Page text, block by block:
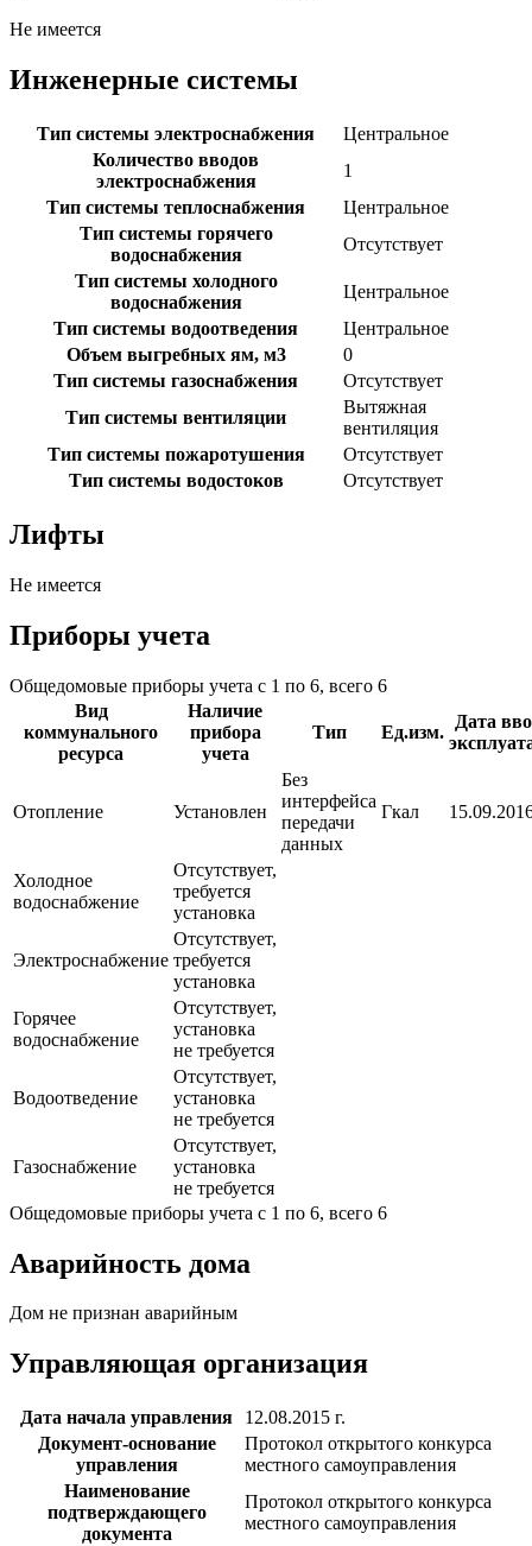
Не имеется
Инженерные системы
Тип системы электроснабжения
Центральное
Количество вводов
электроснабжения
1
Тип системы теплоснабжения
Центральное
Тип системы горячего
водоснабжения
Отсутствует
Тип системы холодного
водоснабжения
Центральное
Тип системы водоотведения
Центральное
Объем выгребных ям, м3
0
Тип системы газоснабжения
Отсутствует
Тип системы вентиляции
Вытяжная
вентиляция
Тип системы пожаротушения
Отсутствует
Тип системы водостоков
Отсутствует
Лифты
Не имеется
Приборы учета
Общедомовые приборы учета с 1 по 6, всего 6
Вид
коммунального
ресурса
Наличие
прибора
учета
Тип Ед.изм.
Дата
Отопление Установлен
Без
интерфейса
передачи
данных
Гкал
Холодное
водоснабжение
Отсутствует,
требуется
установка
Электроснабжение
Отсутствует,
требуется
установка
Горячее
водоснабжение
Отсутствует,
установка
не требуется
Водоотведение
Отсутствует,
установка
не требуется
Газоснабжение
Отсутствует,
установка
не требуется
Общедомовые приборы учета с 1 по 6, всего 6
Аварийность дома
Дом не признан аварийным
Управляющая организация
Дата начала управления
12.08.2015 г.
Документ-основание
управления
Протокол открытого конкурса
местного самоуправления
Наименование
подтверждающего
документа
Протокол открытого конкурса
местного самоуправления